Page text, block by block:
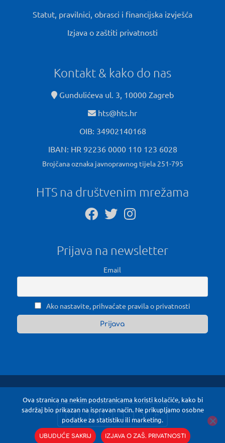
Statut, pravilnici, obrasci i financijska izvješća
Izjava o zaštiti privatnosti
Kontakt & kako do nas
Gundulićeva ul. 3, 10000 Zagreb
hts@hts.hr
OIB: 34902140168
IBAN: HR 92236 0000 110 123 6028
Brojčana oznaka javnopravnog tijela 251-795
HTS na društvenim mrežama
Prijava na newsletter
Email
Ako nastavite, prihvaćate pravila o privatnosti
Ova stranica na nekim podstranicama koristi kolačiće, kako bi
sadržaj bio prikazan na ispravan način. Ne prikupljamo osobne
podatke za statistiku ili marketing.
UBUDUĆE SAKRIJ IZJAVA O ZAŠ. PRIVATNOSTI